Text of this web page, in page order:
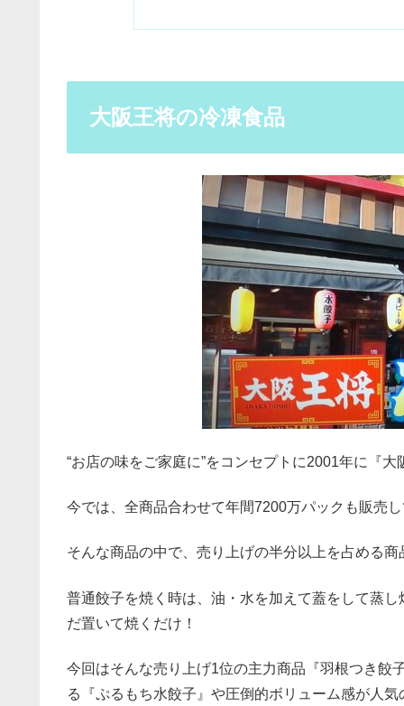
大阪王将の冷凍食品
“お店の味をご家庭に”をコンセプトに2001年に『
今では、全商品合わせて年間7200万パックも販売
そんな商品の中で、売り上げの半分以上を占める
普通餃子を焼く時は、油・水を加えて蓋をして蒸
だ置いて焼くだけ！
今回はそんな売り上げ1位の主力商品『羽根つき餃
る『ぷるもち水餃子』や圧倒的ボリューム感が人